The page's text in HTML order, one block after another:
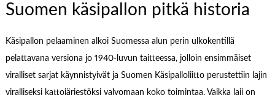
Suomen käsipallon pitkä historia
Käsipallon pelaaminen alkoi Suomessa alun perin ulkokentillä
pelattavana versiona jo 1940-luvun taitteessa, jolloin ensimmäiset
viralliset sarjat käynnistyivät ja Suomen Käsipalloliitto perustettiin lajin
viralliseksi kattojärjestöksi valvomaan koko toimintaa. Vaikka laji on